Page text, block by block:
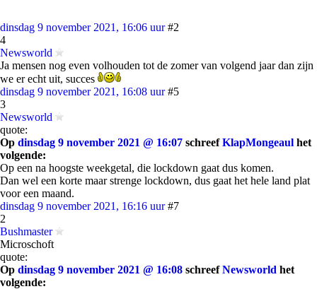
dinsdag 9 november 2021, 16:06 uur #2
4
Newsworld
Ja mensen nog even volhouden tot de zomer van volgend jaar dan zijn
we er echt uit, succes
dinsdag 9 november 2021, 16:08 uur #5
3
Newsworld
quote:
Op dinsdag 9 november 2021 @ 16:07 schreefKlapMongeaul het
volgende:
Op een na hoogste weekgetal, die lockdown gaat dus komen.
Dan wel een korte maar strenge lockdown, dus gaat het hele land plat
voor een maand.
dinsdag 9 november 2021, 16:16 uur #7
2
Bushmaster
Microschoft
quote:
Op dinsdag 9 november 2021 @ 16:08 schreefNewsworld het
volgende: